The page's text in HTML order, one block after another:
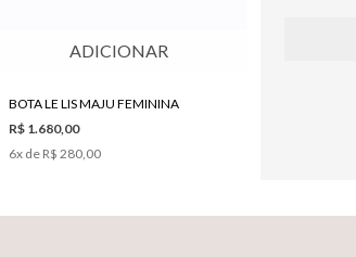
ADICIONAR
BOTA LE LIS MAJU FEMININA
R$ 1.680,00
6x de R$ 280,00